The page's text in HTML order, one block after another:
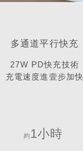
多通道平行快充
27W PD快充技術
充電速度進壹步加快
約 1小時